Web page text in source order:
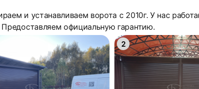
и устанавливаем ворота с 2010г. У нас
Предоставляем официальную гарантию.
2